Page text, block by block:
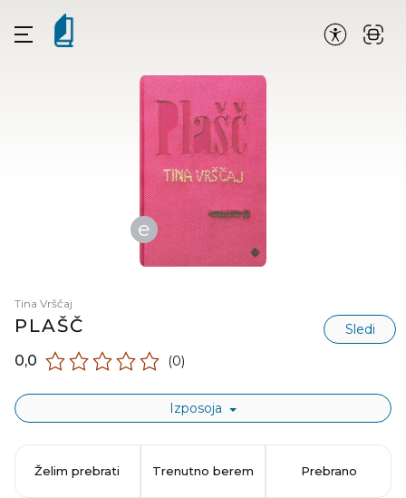
e
Tina Vrščaj
PLAŠČ Sledi
0,0 (0)
Izposoja
Želim prebrati Trenutno berem Prebrano